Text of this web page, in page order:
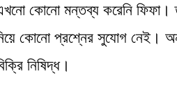
কোনো মন্তব্য করেনি ফিফা।
কোনো প্রশ্নের সুযোগ নেই।
নিষিদ্ধ।